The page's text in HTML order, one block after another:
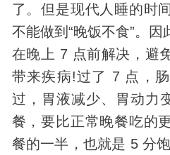
了。但是现代人睡的时
不能做到“晚饭不食”。
在晚上 7 点前解决，避
带来疾病!过了 7 点，
过，胃液减少、胃动力
餐，要比正常晚餐吃的
餐的一半，也就是 5 分